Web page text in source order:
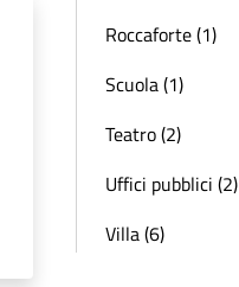
Roccaforte (1)
Scuola (1)
Teatro (2)
Uffici pubblici (2)
Villa (6)